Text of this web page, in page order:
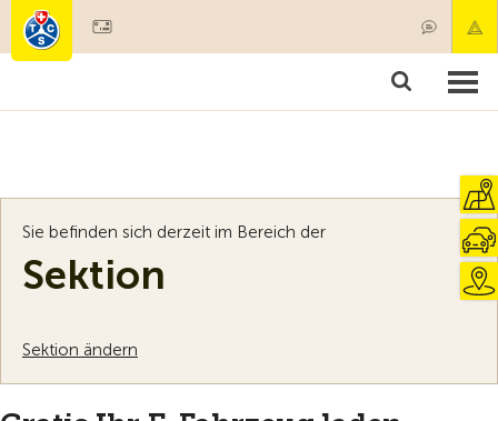
Mitgliedschaft & Leistungen
Sie befinden sich derzeit im Bereich der
Sektion
Sektion ändern